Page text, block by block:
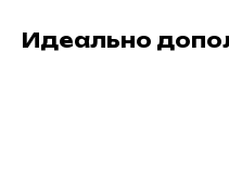
Идеально